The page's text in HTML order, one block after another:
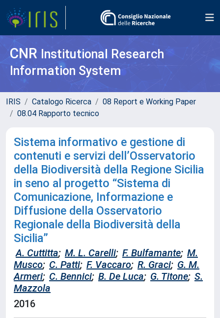
CNR Institutional Research
Information System
IRIS Catalogo Ricerca
08 Report e Working Paper
08.04 Rapporto tecnico
Sistema informativo e gestione di
contenuti e servizi dell’Osservatorio
della Biodiversità della Regione Sicilia
in seno al progetto “Sistema di
Comunicazione, Informazione e
Diffusione della Osservatorio
Regionale della Biodiversità della
Sicilia”
A. Cuttitta; M. L. Carelli; F. Bulfamante; M.
Musco; C. Patti; F. Vaccaro; R. Graci; G. M.
Armeri; C. Bennici; B. De Luca; G. Titone; S.
Mazzola
2016